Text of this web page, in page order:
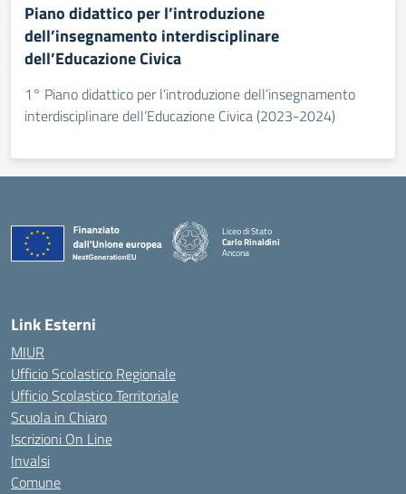
Piano didattico per l’introduzione
dell’insegnamento interdisciplinare
dell’Educazione Civica
1° Piano didattico per l’introduzione dell’insegnamento
interdisciplinare dell’Educazione Civica (2023-2024)
Liceo di Stato
Carlo Rinaldini
Ancona
Link Esterni
MIUR
Ufficio Scolastico Regionale
Ufficio Scolastico Territoriale
Scuola in Chiaro
Iscrizioni On Line
Invalsi
Comune